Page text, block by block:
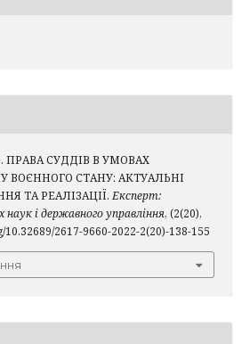
ПРАВА СУДДІВ В УМОВАХ
ВОЄННОГО СТАНУ: АКТУАЛЬНІ
ТА РЕАЛІЗАЦІЇ. Експерт:
і державного управління, (2(20),
2617-9660-2022-2(20)-138-155